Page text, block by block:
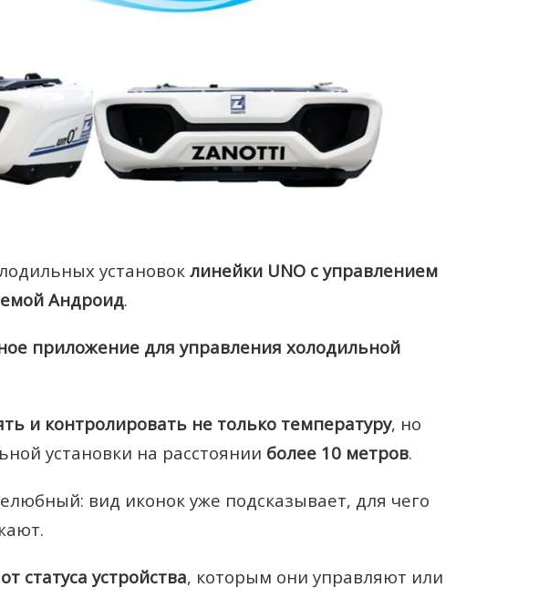
установоклинейки UNO c управлением
Андроид.
приложение для управления холодильной
и контролировать не только температуру, но
установки на расстоянии более 10 метров.
вид иконок уже подсказывает, для чего
от статуса устройства, которым они управляют или